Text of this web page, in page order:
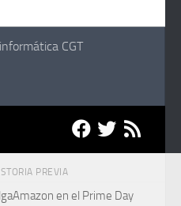
CGT
PREVIA
en el Prime Day